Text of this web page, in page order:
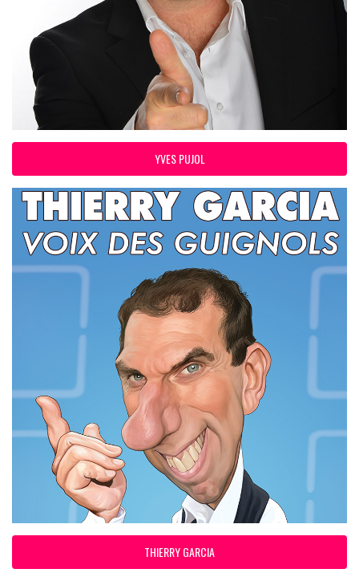
YVES PUJOL
THIERRY GARCIA